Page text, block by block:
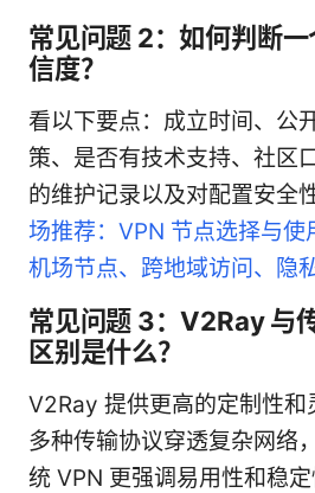
常见问题 2：如何判断
信度？
看以下要点：成立时间、公
策、是否有技术支持、社区
的维护记录以及对配置安全
场推荐：VPN 节点选择与使
机场节点、跨地域访问、隐
常见问题 3：V2Ray 与
区别是什么？
V2Ray 提供更高的定制性和
多种传输协议穿透复杂网络
统 VPN 更强调易用性和稳